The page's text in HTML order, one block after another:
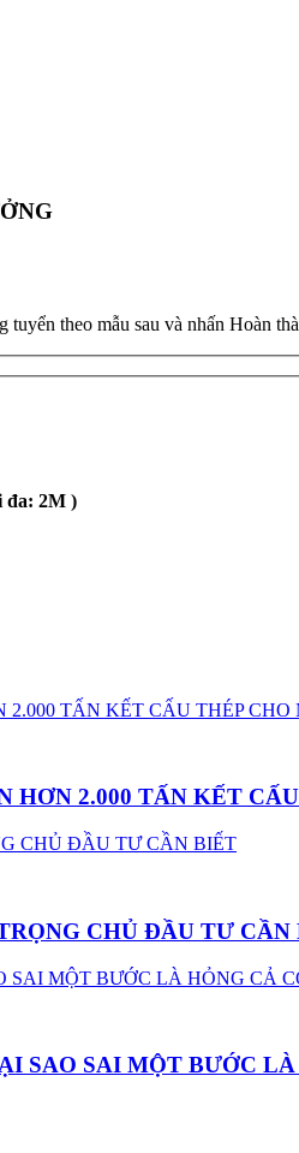
theo mẫu sau và nhấn Hoàn
đa: 2M )
2.000 TẤN KẾT
CHỦ ĐẦU TƯ CẦN
SAO SAI MỘT BƯỚC